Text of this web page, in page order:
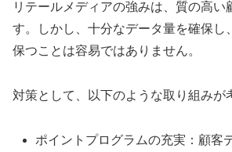
リテールメディアの強みは、質の高い
す。しかし、十分なデータ量を確保し
保つことは容易ではありません。
対策として、以下のような取り組みが
ポイントプログラムの充実：顧客